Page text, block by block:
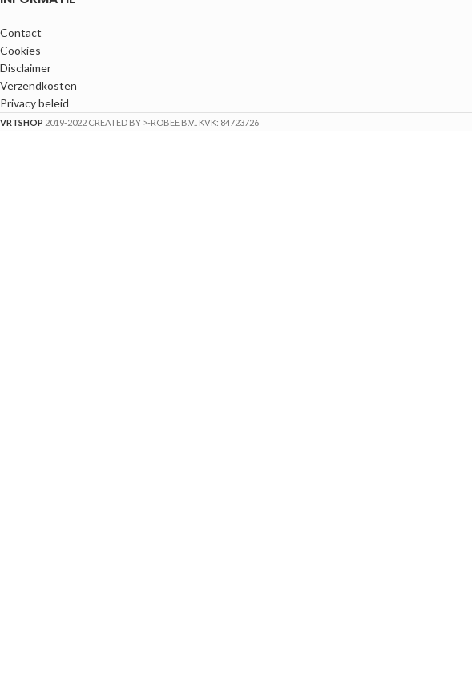
Contact
Cookies
Disclaimer
Verzendkosten
Privacy beleid
VRTSHOP 2019-2022 CREATED BY >-ROBEE B.V.. KVK: 84723726